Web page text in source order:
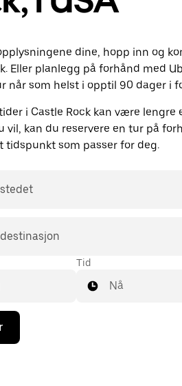
dine, hopp inn og
Eller planlegg på forhånd med
når som helst i opptil 90 dager i
i Castle Rock kan være lengre
vil, kan du reservere en tur på
tidspunkt som passer for deg.
Tid
Nå